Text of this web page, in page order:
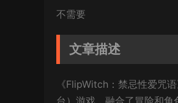
不需要
文章描述
《FlipWitch：禁忌性爱咒
台）游戏，融合了冒险和角